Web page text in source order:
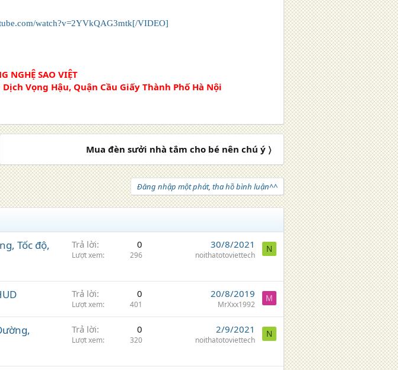
watch?v=2YVkQAG3mtk[/VIDEO]
NGHỆ SAO VIỆT
Vọng Hậu, Quận Cầu Giấy Thành Phố Hà Nội
Mua đèn sưởi nhà tắm cho bé nên chú ý 〉
Đăng nhập một phát, tha hồ bình luận^^
Tốc độ,
Trả lời 0
Lượt xem 296
30/8/2021
noithatotoviettech
N
Trả lời 0
Lượt xem 401
20/8/2019
MrXxx1992
M
Trả lời 0
Lượt xem 320
2/9/2021
noithatotoviettech
N